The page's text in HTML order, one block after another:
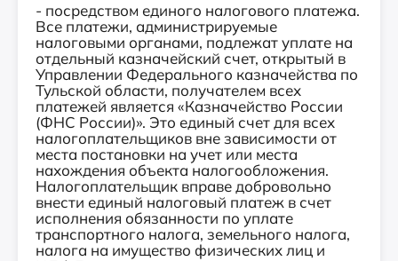
- посредством единого налогового платежа.
Все платежи, администрируемые
налоговыми органами, подлежат уплате на
отдельный казначейский счет, открытый в
Управлении Федерального казначейства по
Тульской области, получателем всех
платежей является «Казначейство России
(ФНС России)». Это единый счет для всех
налогоплательщиков вне зависимости от
места постановки на учет или места
нахождения объекта налогообложения.
Налогоплательщик вправе добровольно
внести единый налоговый платеж в счет
исполнения обязанности по уплате
транспортного налога, земельного налога,
налога на имущество физических лиц и